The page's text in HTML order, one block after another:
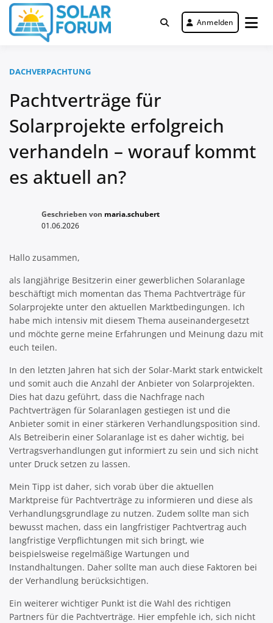
Zum
Inhalt
springen
Solar Forum
Deutschlandweit Nr. 1 Forum für
gewerbliche Solar Investments
Anmelden
DACHVERPACHTUNG
Pachtverträge für
Solarprojekte erfolgreich
verhandeln – worauf kommt
es aktuell an?
Geschrieben von maria.schubert
01.06.2026
Hallo zusammen,
als langjährige Besitzerin einer gewerblichen Solaranlage
beschäftigt mich momentan das Thema Pachtverträge für
Solarprojekte unter den aktuellen Marktbedingungen. Ich
habe mich intensiv mit diesem Thema auseinandergesetzt
und möchte gerne meine Erfahrungen und Meinung dazu mit
euch teilen.
In den letzten Jahren hat sich der Solar-Markt stark entwickelt
und somit auch die Anzahl der Anbieter von Solarprojekten.
Dies hat dazu geführt, dass die Nachfrage nach
Pachtverträgen für Solaranlagen gestiegen ist und die
Anbieter somit in einer stärkeren Verhandlungsposition sind.
Als Betreiberin einer Solaranlage ist es daher wichtig, bei
Vertragsverhandlungen gut informiert zu sein und sich nicht
unter Druck setzen zu lassen.
Mein Tipp ist daher, sich vorab über die aktuellen
Marktpreise für Pachtverträge zu informieren und diese als
Verhandlungsgrundlage zu nutzen. Zudem sollte man sich
bewusst machen, dass ein langfristiger Pachtvertrag auch
langfristige Verpflichtungen mit sich bringt, wie
beispielsweise regelmäßige Wartungen und
Instandhaltungen. Daher sollte man auch diese Faktoren bei
der Verhandlung berücksichtigen.
Ein weiterer wichtiger Punkt ist die Wahl des richtigen
Partners für die Pachtverträge. Hier empfehle ich, sich nicht